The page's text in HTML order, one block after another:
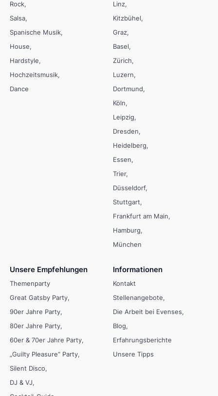
Rock
Salsa
Spanische Musik
House
Hardstyle
Hochzeitsmusik
Dance
Linz
Kitzbühel
Graz
Basel
Zürich
Luzern
Dortmund
Köln
Leipzig
Dresden
Heidelberg
Essen
Trier
Düsseldorf
Stuttgart
Frankfurt am Main
Hamburg
München
Unsere Empfehlungen
Themenparty
Great Gatsby Party
90er Jahre Party
80er Jahre Party
60er & 70er Jahre Party
„Guilty Pleasure“ Party
Silent Disco
DJ & VJ
Informationen
Kontakt
Stellenangebote
Die Arbeit bei Evenses
Blog
Erfahrungsberichte
Unsere Tipps